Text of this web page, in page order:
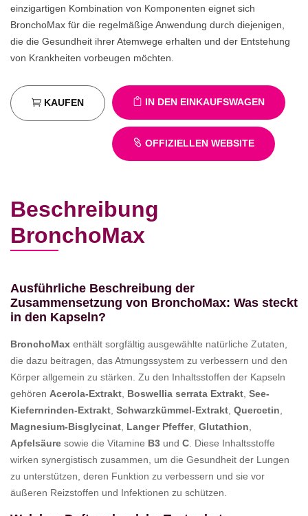
einzigartigen Kombination von Komponenten eignet sich
BronchoMax für die regelmäßige Anwendung durch diejenigen,
die die Gesundheit ihrer Atemwege erhalten und der Entstehung
von Krankheiten vorbeugen möchten.
IN DEN EINKAUFSWAGEN
KAUFEN
OFFIZIELLEN WEBSITE
Beschreibung
BronchoMax
Ausführliche Beschreibung der
Zusammensetzung von BronchoMax: Was steckt
in den Kapseln?
BronchoMax enthält sorgfältig ausgewählte natürliche Zutaten,
die dazu beitragen, das Atmungssystem zu verbessern und den
Körper allgemein zu stärken. Zu den Inhaltsstoffen der Kapseln
gehören Acerola-Extrakt Boswellia serrata Extrakt See-
Kiefernrinden-Extrakt Schwarzkümmel-Extrakt Quercetin
Magnesium-Bisglycinat Langer Pfeffer, Glutathion
Apfelsäure sowie die Vitamine B3 und C . Diese Inhaltsstoffe
wirken synergistisch zusammen, um die Gesundheit der Lungen
zu unterstützen, deren Funktion zu verbessern und sie vor
äußeren Reizstoffen und Infektionen zu schützen.